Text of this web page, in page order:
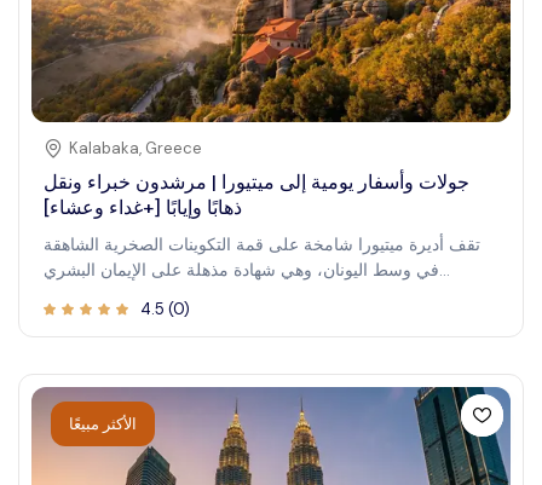
Kalabaka, Greece
جولات وأسفار يومية إلى ميتيورا | مرشدون خبراء ونقل
ذهابًا وإيابًا [+غداء وعشاء]
تقف أديرة ميتيورا شامخة على قمة التكوينات الصخرية الشاهقة
في وسط اليونان، وهي شهادة مذهلة على الإيمان البشري
رحلة روحية وسط الجمال الطبيعي الخالد . وفر الموقع النائي ملاذًا
استكشاف هذه الهياكل المذهلة، المزينة بلوحات جدارية متقنة
وتوفر إطلالات بانورامية على المناظر الطبيعية المحيطة . إن
الشروع في جولات ميتيورا يعد بتجربة لا تُنسى، تمزج بين التاريخ
والدين والعجائب الطبيعية المهيبة . اكتشف عالمًا يلتقي فيه الدنيوي
بالإلهي، ودع الجو الهادئ يأسر روحك.
4.5 (0)
الأكثر مبيعًا